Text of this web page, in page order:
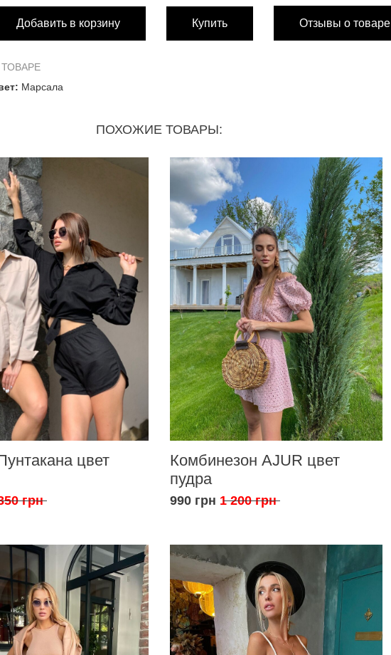
Добавить в корзину Купить Отзывы о товаре
Марсала
ПОХОЖИЕ ТОВАРЫ:
цвет
грн
Комбинезон AJUR цвет
пудра
990 грн 1 200 грн